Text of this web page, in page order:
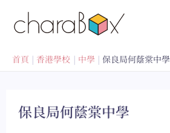
首頁 香港學校 中學 保良局何蔭棠中學
保良局何蔭棠中學